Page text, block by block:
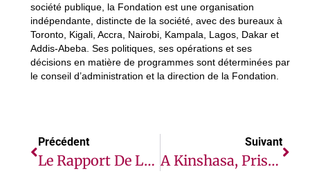
société publique, la Fondation est une organisation
indépendante, distincte de la société, avec des bureaux à
Toronto, Kigali, Accra, Nairobi, Kampala, Lagos, Dakar et
Addis-Abeba. Ses politiques, ses opérations et ses
décisions en matière de programmes sont déterminées par
le conseil d’administration et la direction de la Fondation.
Précédent
Le Rapport De La Fondation Gates Appelle À Des Financements Ciblés Pour La Santé Mondiale Afin De Sauver Des Millions D’Enfants De La Malnutrition Et Des Maladies
Suivant
A Kinshasa, Prisca Tankwey Peint Pour Interroger Sa Société Et Favoriser Les Échanges